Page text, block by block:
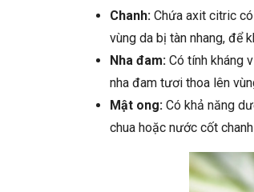
Chanh: Chứa axit citric
vùng da bị tàn nhang, để
Nha đam: Có tính kháng
nha đam tươi thoa lên
Mật ong: Có khả năng
chua hoặc nước cốt